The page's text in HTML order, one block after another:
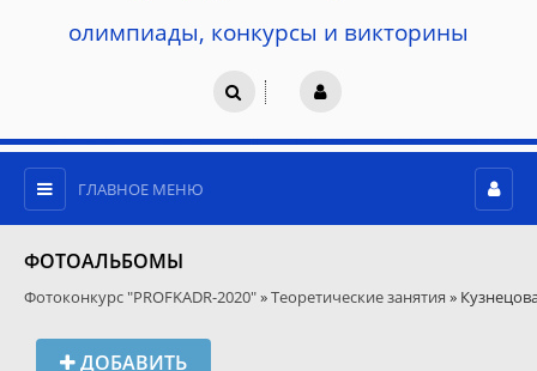
олимпиады, конкурсы и викторины
ГЛАВНОЕ МЕНЮ
ФОТОАЛЬБОМЫ
Фотоконкурс "PROFKADR-2020"»Теоретические занятия »
ДОБАВИТЬ